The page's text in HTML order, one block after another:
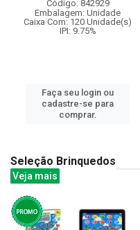
Código: 842929
Embalagem: Unidade
Caixa Com: 120 Unidade(s)
IPI: 9.75%
Faça seu login ou
cadastre-se para
comprar.
Seleção Brinquedos
Veja mais